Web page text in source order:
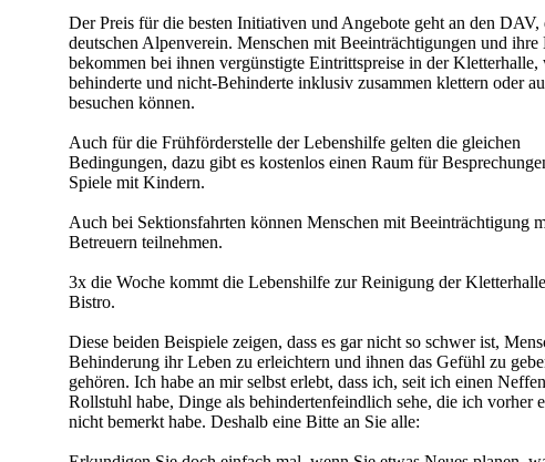
Der Preis für die besten Initiativen und Angebote geht an den DAV,
deutschen Alpenverein. Menschen mit Beeinträchtigungen und ihre
bekommen bei ihnen vergünstigte Eintrittspreise in der Kletterhalle,
behinderte und nicht-Behinderte inklusiv zusammen klettern oder
besuchen können.
Auch für die Frühförderstelle der Lebenshilfe gelten die gleichen
Bedingungen, dazu gibt es kostenlos einen Raum für
Spiele mit Kindern.
Auch bei Sektionsfahrten können Menschen mit Beeinträchtigung
Betreuern teilnehmen.
3x die Woche kommt die Lebenshilfe zur Reinigung der
Bistro.
Diese beiden Beispiele zeigen, dass es gar nicht so schwer ist,
Behinderung ihr Leben zu erleichtern und ihnen das Gefühl zu
gehören. Ich habe an mir selbst erlebt, dass ich, seit ich einen
Rollstuhl habe, Dinge als behindertenfeindlich sehe, die ich vorher
nicht bemerkt habe. Deshalb eine Bitte an Sie alle: